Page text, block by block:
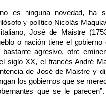
es ninguna novedad, ha
y político Nicolás
José de Maistre
o nación tiene el gobierno
agresivo, otro
siglo XX, el francés André
de José de Maistre y
los gobiernos que se
que se le